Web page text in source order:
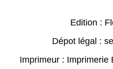
Edition :
Dépot légal :
Imprimeur : Imprimerie